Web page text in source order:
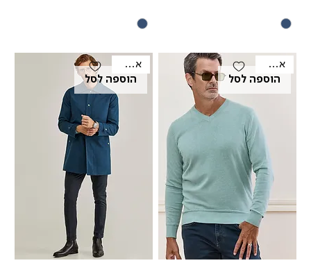
הוספה לסל
אאוטלט
הוספה לסל
אאוטלט